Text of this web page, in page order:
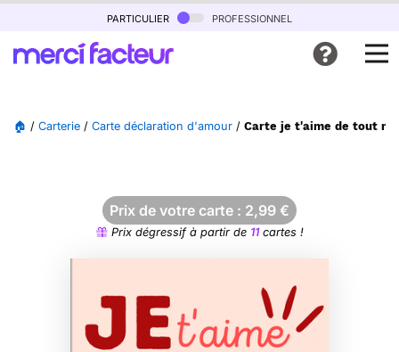
particulier professionnel
🏠 / Carterie / Carte déclaration d'amour / Carte je t'aime de tout
Prix de votre carte : 2,99 €
Prix dégressif à partir de 11cartes !